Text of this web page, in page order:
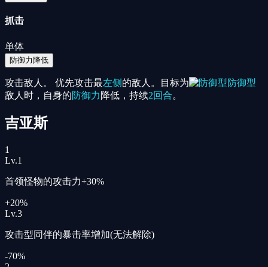
抓击
单体
防御力降低
攻击敌人。 优先攻击最左侧 的敌人。目标为
防御型
敌人时，自身的防御力 降低，持续2回合。
吉亚斯
1
Lv.1
首领怪物的攻击力+30%
+20%
Lv.3
攻击型同伴的暴击率增加(无法解除)
-70%